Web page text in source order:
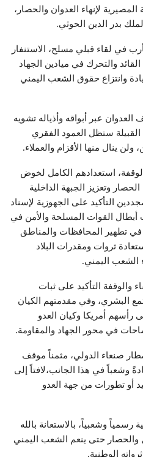
لإنهاء العدوان والحصار،
بدر الدين الحوثي.
في لقاء قبلي مسلح، الاستنفار
والتحرك في ميادين الجهاد
وانتزاع حقوق الشعب اليمني
عبر أبواقه وأذياله تشويه
القبيلة ستظل العمود الفقري
ينال منها الأقزام والعملاء.
استعدادهم الكامل لخوض
وتعزيز الجبهة الداخلية
التأكيد على الجهوزية لإسناد
القوات المسلحة والأمن في
في تطهير المحافظات والمناطق
ثروات ومقدرات البلاد
الشعب اليمني.
والوقفة التأكيد على ثبات
البشري، وفي مقدمتهم الكيان
رأسهم أمريكا وكيان العدو
في محور الجهاد والمقاومة.
صنعاء الدولي، مثمناً موقف
وشعباً في هذا الجانب،لافتاً إلى
أو تطورات من جهة العدو
رسمياً وشعبياً، بالاستعانة بالله
والحصار حتى ينعم الشعب اليمني
الوطنية.